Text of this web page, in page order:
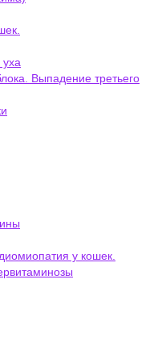
Выпадение третьего
у кошек.